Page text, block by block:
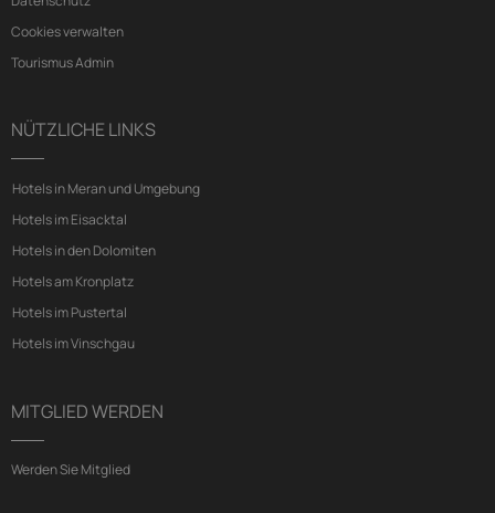
Cookies verwalten
Tourismus Admin
NÜTZLICHE LINKS
Hotels in Meran und Umgebung
Hotels im Eisacktal
Hotels in den Dolomiten
Hotels am Kronplatz
Hotels im Pustertal
Hotels im Vinschgau
MITGLIED WERDEN
Werden Sie Mitglied